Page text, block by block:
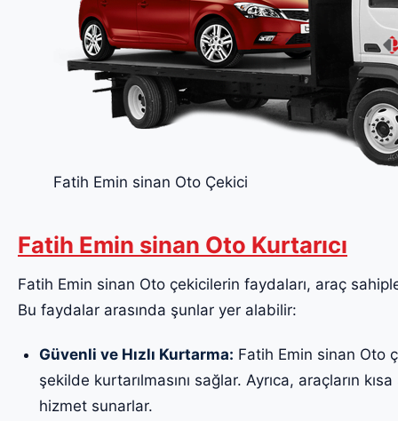
Fatih Emin sinan Oto Çekici
Fatih Emin sinan Oto Kurtarıcı
Fatih Emin sinan Oto çekicilerin faydaları, araç
Bu faydalar arasında şunlar yer alabilir:
Güvenli ve Hızlı Kurtarma: Fatih Emin sinan Oto
şekilde kurtarılmasını sağlar. Ayrıca, araçların
hizmet sunarlar.